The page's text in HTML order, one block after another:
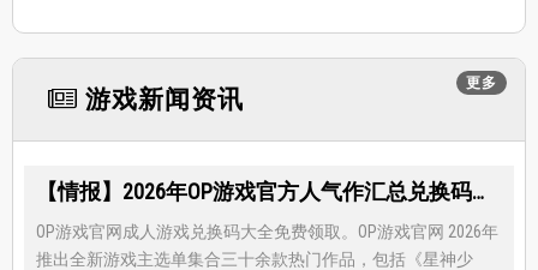
更多
游戏新闻资讯
【情报】2026年OP游戏官方人气作汇总兑换码大全，限时免费礼包领取-每月更新
OP游戏官网成人游戏兑换码大全免费领取。OP游戏官网 2026年
推出全新游戏主选单集合三十余款热门作品，包括《星神少